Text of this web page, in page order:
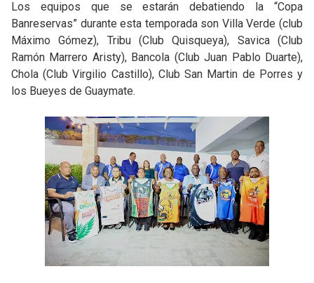
Los equipos que se estarán debatiendo la “Copa
Banreservas” durante esta temporada son Villa Verde (club
Máximo Gómez), Tribu (Club Quisqueya), Savica (Club
Ramón Marrero Aristy), Bancola (Club Juan Pablo Duarte),
Chola (Club Virgilio Castillo), Club San Martin de Porres y
los Bueyes de Guaymate.